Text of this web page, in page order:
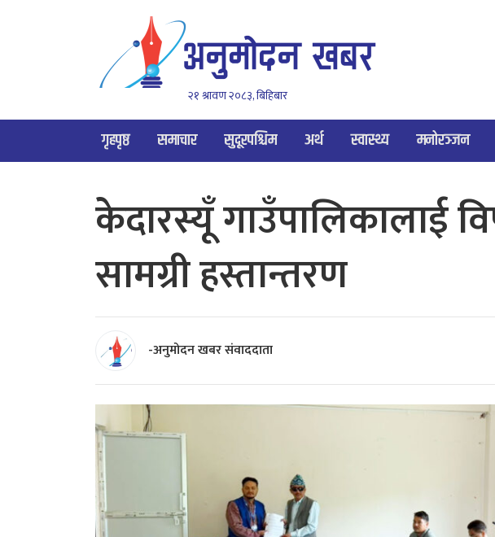
२१ श्रावण २०८३, बिहिबार
गृहपृष्ठ समाचार सुदूरपश्चिम अर्थ स्वास्थ्य मनोरञ्जन
केदारस्यूँ गाउँपालिकालाई
सामग्री हस्तान्तरण
-अनुमोदन खबर संवाददाता